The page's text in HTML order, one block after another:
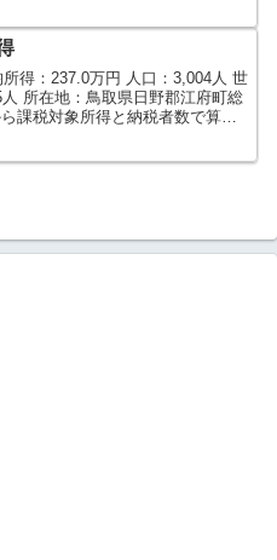
得：237.0万円 人口：3,004人 世
所在地：鳥取県日野郡江府町総
課税対象所得と納税者数で算出